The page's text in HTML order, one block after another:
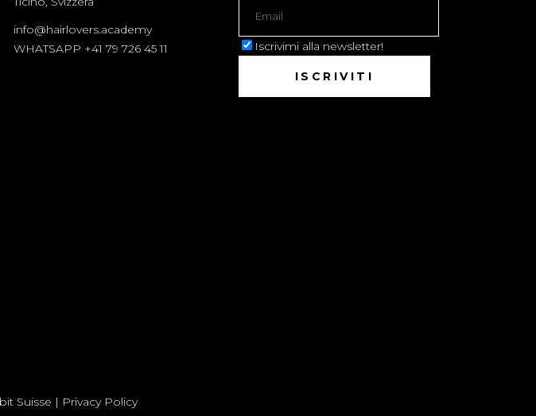
info@hairlovers.academy
WHATSAPP +41 79 726 45 11
Iscrivimi alla newsletter!
Suisse | Privacy Policy